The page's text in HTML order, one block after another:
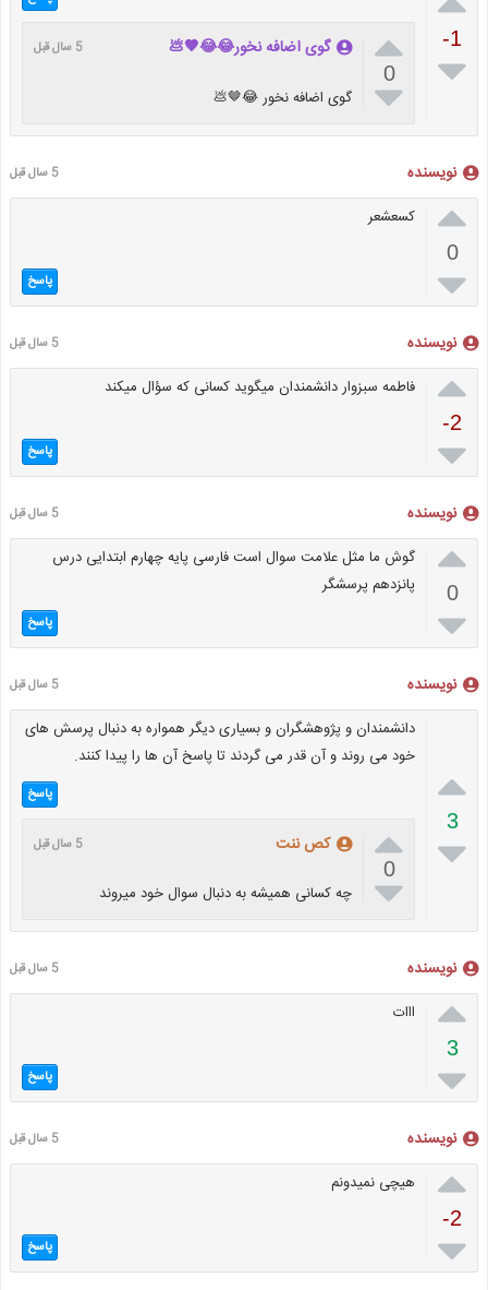
-1


0

گوی اضافه نخور😂😂🤎💩 5 سال قبل
گوی اضافه نخور 😂🤎💩
نویسنده 5 سال قبل

0

کسعشعر
پاسخ
نویسنده 5 سال قبل

-2

فاطمه سبزوار دانشمندان میگوید کسانی که سؤال میکند
پاسخ
نویسنده 5 سال قبل

0

گوش ما مثل علامت سوال است فارسی پایه چهارم ابتدایی درس
پانزدهم پرسشگر
پاسخ
نویسنده 5 سال قبل

3

دانشمندان و پژوهشگران و بسیاری دیگر همواره به دنبال پرسش های
خود می روند و آن قدر می گردند تا پاسخ آن ها را پیدا کنند.
پاسخ

0

کص ننت 5 سال قبل
چه کسانی همیشه به دنبال سوال خود میروند
نویسنده 5 سال قبل

3

ااات
پاسخ
نویسنده 5 سال قبل

-2

هیچی نمیدونم
پاسخ